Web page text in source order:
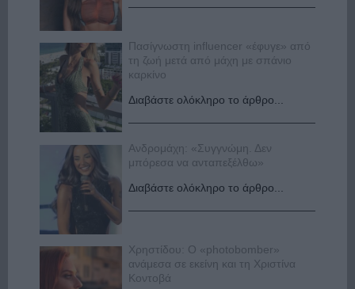
Πασίγνωστη influencer «έφυγε» από
τη ζωή μετά από μάχη με σπάνιο
καρκίνο
Διαβάστε ολόκληρο το άρθρο...
Ανδρομάχη: «Συγγνώμη. Δεν
μπόρεσα να ανταπεξέλθω»
Διαβάστε ολόκληρο το άρθρο...
Χρηστίδου: Ο «photobomber»
ανάμεσα σε εκείνη και τη Χριστίνα
Κοντοβά